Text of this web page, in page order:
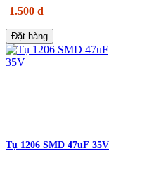
1.500 đ
Đặt hàng
Tụ 1206 SMD 47uF 35V